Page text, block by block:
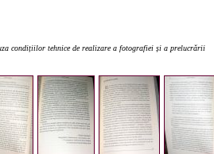
condițiilor tehnice de realizare a fotografiei și a prelucrării